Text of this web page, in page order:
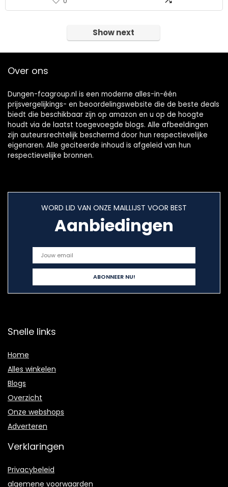
Show next
Over ons
Dungen-fcagroup.nl is een moderne alles-in-één
prijsvergelijkings- en beoordelingswebsite die de beste deals
biedt die beschikbaar zijn op amazon en u op de hoogte
houdt via de laatst toegevoegde blogs. Alle afbeeldingen
zijn auteursrechtelijk beschermd door hun respectievelijke
eigenaren. Alle geciteerde inhoud is afgeleid van hun
respectievelijke bronnen.
WORD LID VAN ONZE MAILLIJST VOOR BEST
Aanbiedingen
Snelle links
Home
Alles winkelen
Blogs
Overzicht
Onze webshops
Adverteren
Verklaringen
Privacybeleid
algemene voorwaarden